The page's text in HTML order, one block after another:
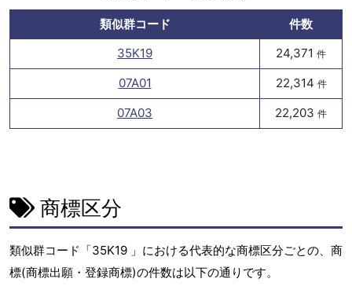
類似群コード
件数
35K19
24,371 件
07A01 22,314 件
07A03 22,203 件
商標区分
類似群コード「35K19 」における代表的な商標区分ごとの、商
標(商標出願・登録商標)の件数は以下の通りです。